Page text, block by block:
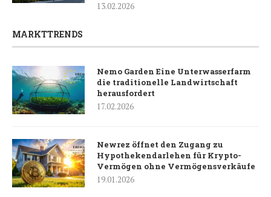
13.02.2026
MARKTTRENDS
Nemo Garden Eine Unterwasserfarm
die traditionelle Landwirtschaft
herausfordert
17.02.2026
Newrez öffnet den Zugang zu
Hypothekendarlehen für Krypto-
Vermögen ohne Vermögensverkäufe
19.01.2026